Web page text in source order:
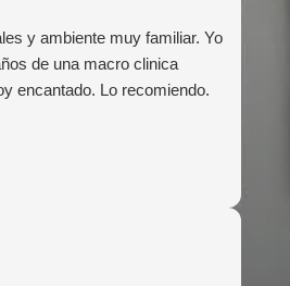
y ambiente muy familiar. Yo
de una macro clinica
encantado. Lo recomiendo.